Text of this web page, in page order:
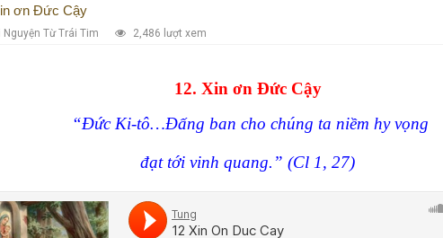
ơn Đức Cậy
Nguyện Từ Trái Tim 2,486 lượt xem
12. Xin ơn Đức Cậy
“Đức Ki-tô…Đấng ban cho chúng ta niềm hy vọng
đạt tới vinh quang.” (Cl 1, 27)